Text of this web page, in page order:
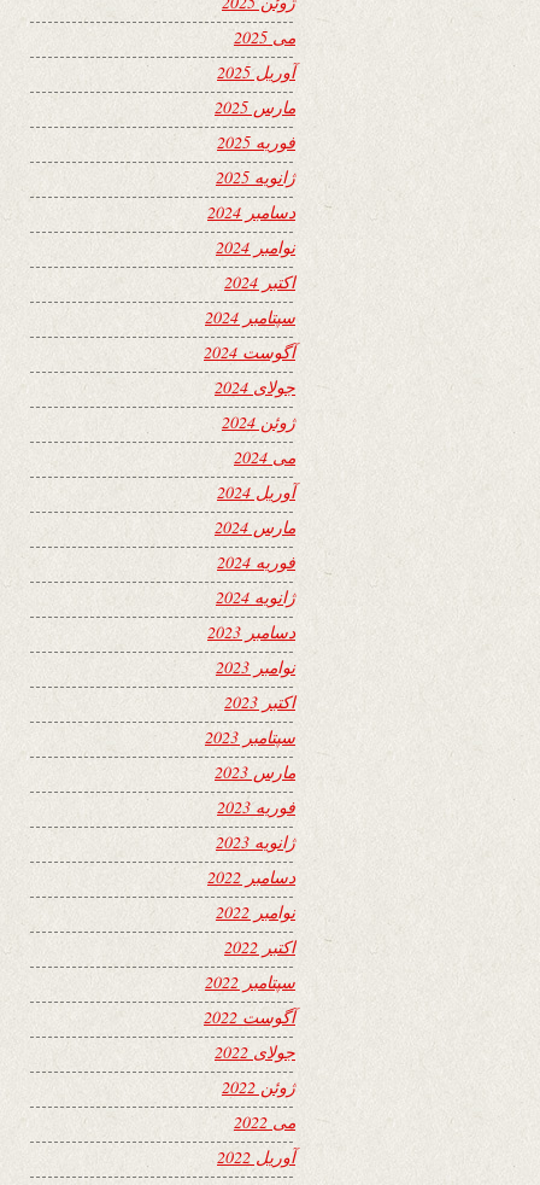
می 2025
آوریل 2025
مارس 2025
فوریه 2025
ژانویه 2025
دسامبر 2024
نوامبر 2024
اکتبر 2024
سپتامبر 2024
آگوست 2024
جولای 2024
ژوئن 2024
می 2024
آوریل 2024
مارس 2024
فوریه 2024
ژانویه 2024
دسامبر 2023
نوامبر 2023
اکتبر 2023
سپتامبر 2023
مارس 2023
فوریه 2023
ژانویه 2023
دسامبر 2022
نوامبر 2022
اکتبر 2022
سپتامبر 2022
آگوست 2022
جولای 2022
ژوئن 2022
می 2022
آوریل 2022